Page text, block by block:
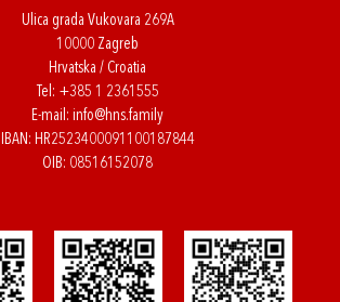
Ulica grada Vukovara 269A
10000 Zagreb
Hrvatska / Croatia
Tel: +385 1 2361555
E-mail: info@hns.family
IBAN: HR2523400091100187844
OIB: 08516152078